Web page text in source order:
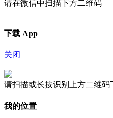
请在微信中扫描下方二维码
下载 App
关闭
请扫描或长按识别上方二维码
我的位置